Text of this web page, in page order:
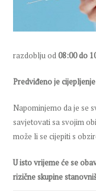
razdoblju od08:00 do
Predviđeno je
Napominjemo da je se
savjetovati sa svojim
može li se cijepiti s
U isto vrijeme će se
rizične skupine